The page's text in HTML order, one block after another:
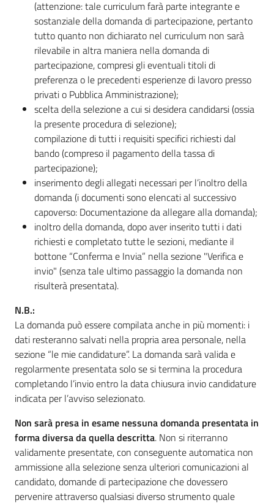
(attenzione: tale curriculum farà parte integrante e
sostanziale della domanda di partecipazione, pertanto
tutto quanto non dichiarato nel curriculum non sarà
rilevabile in altra maniera nella domanda di
partecipazione, compresi gli eventuali titoli di
preferenza o le precedenti esperienze di lavoro presso
privati o Pubblica Amministrazione);
scelta della selezione a cui si desidera candidarsi (ossia
la presente procedura di selezione);
compilazione di tutti i requisiti specifici richiesti dal
bando (compreso il pagamento della tassa di
partecipazione);
inserimento degli allegati necessari per l’inoltro della
domanda (i documenti sono elencati al successivo
capoverso: Documentazione da allegare alla domanda);
inoltro della domanda, dopo aver inserito tutti i dati
richiesti e completato tutte le sezioni, mediante il
bottone “Conferma e Invia” nella sezione "Verifica e
invio" (senza tale ultimo passaggio la domanda non
risulterà presentata).
N.B.:
La domanda può essere compilata anche in più momenti: i
dati resteranno salvati nella propria area personale, nella
sezione “le mie candidature”. La domanda sarà valida e
regolarmente presentata solo se si termina la procedura
completando l’invio entro la data chiusura invio candidature
indicata per l’avviso selezionato.
Non sarà presa in esame nessuna domanda presentata in
forma diversa da quella descritta. Non si riterranno
validamente presentate, con conseguente automatica non
ammissione alla selezione senza ulteriori comunicazioni al
candidato, domande di partecipazione che dovessero
pervenire attraverso qualsiasi diverso strumento quale